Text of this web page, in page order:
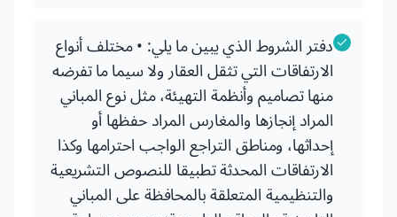
دفتر الشروط الذي يبين ما يلي: • مختلف أنواع
الارتفاقات التي تثقل العقار ولا سيما ما تفرضه
منها تصاميم وأنظمة التهيئة، مثل نوع المباني
المراد إنجازها والمغارس المراد حفظها أو
إحداثها، ومناطق التراجع الواجب احترامها وكذا
الارتفاقات المحدثة تطبيقا للنصوص التشريعية
والتنظيمية المتعلقة بالمحافظة على المباني